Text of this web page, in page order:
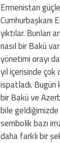
Ermenistan
Cumhurbaşkanı
yıktılar. Bunları
nasıl bir Bakü
yönetimi orayı
yıl içerisinde
ispatladı.
bir Bakü ve
bile geldiğimizde
sembolik bazı
daha farklı bir